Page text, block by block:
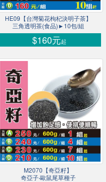
HE09【台灣菊花枸杞決明子茶】
三角透明茶(食品)►10包/組
$160元起
M2070【奇亞籽】
奇亞子‧歐鼠尾草種子